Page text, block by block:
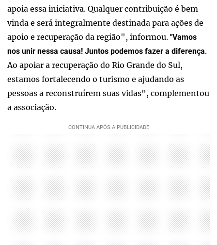
apoia essa iniciativa. Qualquer contribuição é bem-
vinda e será integralmente destinada para ações de
apoio e recuperação da região", informou. "Vamos
nos unir nessa causa! Juntos podemos fazer a diferença.
Ao apoiar a recuperação do Rio Grande do Sul,
estamos fortalecendo o turismo e ajudando as
pessoas a reconstruírem suas vidas", complementou
a associação.